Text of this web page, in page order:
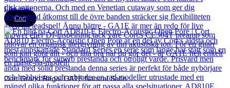
Läs mer
Cort
Cort Grand Regal GA1E Natural Satin